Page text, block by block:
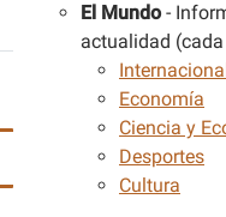
El Mundo-
actualidad
Internacional
Economía
Ciencia y
Desportes
Cultura